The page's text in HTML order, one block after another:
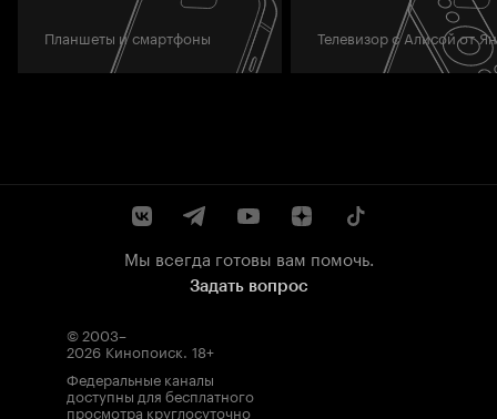
Планшеты и смартфоны Телевизор с Алисой от
Мы всегда готовы вам помочь.
Задать вопрос
© 2003–
2026 Кинопоиск. 18+
Федеральные каналы
доступны для бесплатного
просмотра круглосуточно